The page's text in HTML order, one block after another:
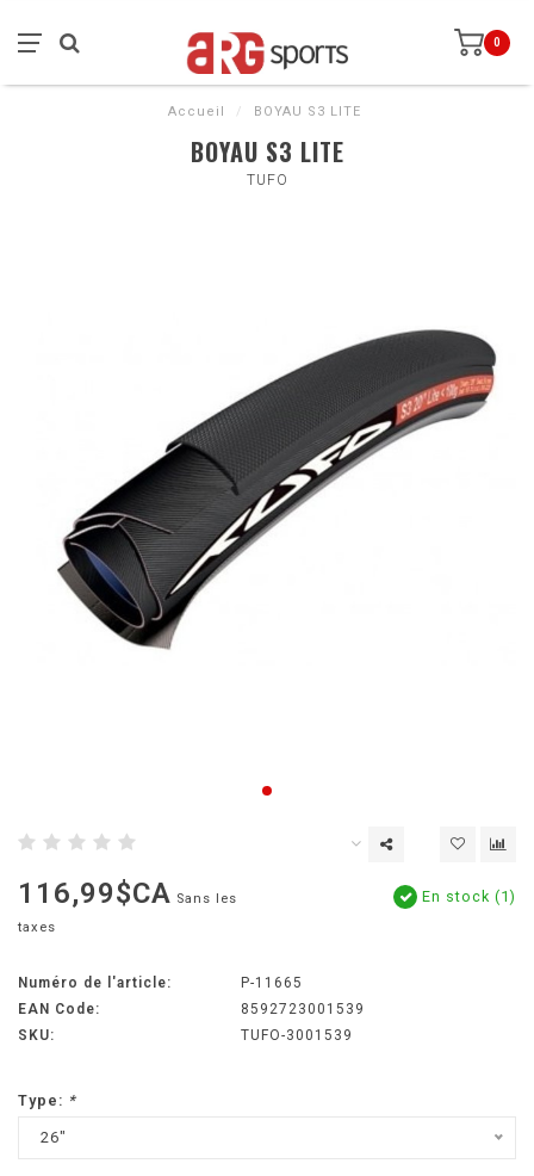
0
Accueil / BOYAU S3 LITE
BOYAU S3 LITE
TUFO
116,99$CA Sans les
taxes
En stock (1)
Numéro de l'article:
P-11665
EAN Code:
8592723001539
SKU:
TUFO-3001539
Type: *
26"